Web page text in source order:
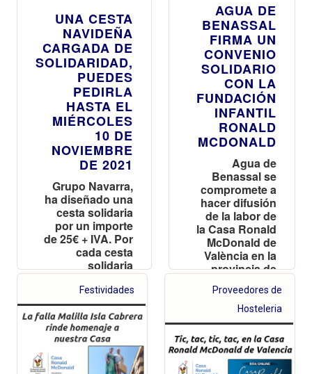
UNA CESTA
NAVIDEÑA
CARGADA DE
SOLIDARIDAD,
PUEDES
PEDIRLA
HASTA EL
MIÉRCOLES
10 DE
NOVIEMBRE
DE 2021
Grupo Navarra,
ha diseñado una
cesta solidaria
por un importe
de 25€ + IVA. Por
cada cesta
solidaria
destinará 7’5€ a
Casa Ronald
Valencia
AGUA DE
BENASSAL
FIRMA UN
CONVENIO
SOLIDARIO
CON LA
FUNDACIÓN
INFANTIL
RONALD
MCDONALD
Agua de
Benassal se
compromete a
hacer difusión
de la labor de
la Casa Ronald
McDonald de
València en la
provincia de
Castellón
Festividades
Proveedores de
Hosteleria